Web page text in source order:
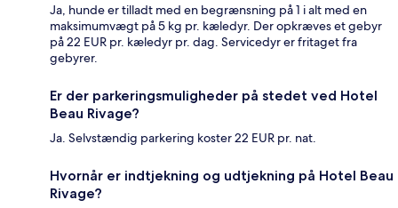
Ja, hunde er tilladt med en begrænsning på 1 i alt med en
maksimumvægt på 5 kg pr. kæledyr. Der opkræves et gebyr
på 22 EUR pr. kæledyr pr. dag. Servicedyr er fritaget fra
gebyrer.
Er der parkeringsmuligheder på stedet ved Hotel
Beau Rivage?
Ja. Selvstændig parkering koster 22 EUR pr. nat.
Hvornår er indtjekning og udtjekning på Hotel Beau
Rivage?